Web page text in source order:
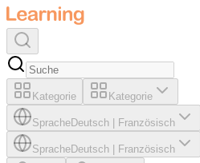
Kategorie Kategorie
SpracheDeutsch Französisch
SpracheDeutsch Französisch